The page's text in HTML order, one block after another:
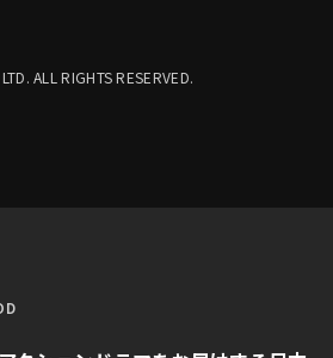
ALL RIGHTS RESERVED.